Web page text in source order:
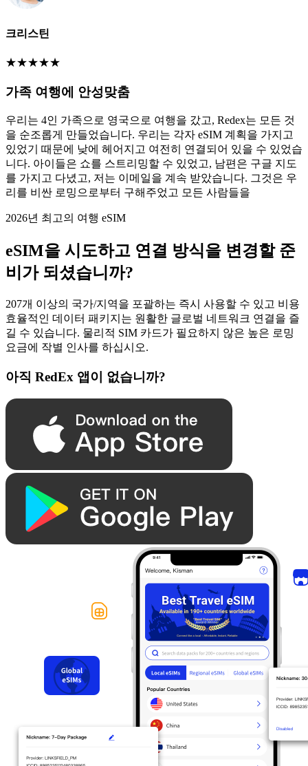
크리스틴
★★★★★
가족 여행에 안성맞춤
우리는 4인 가족으로 영국으로 여행을 갔고, Redex는 모든 것
을 순조롭게 만들었습니다. 우리는 각자 eSIM 계획을 가지고
있었기 때문에 낮에 헤어지고 여전히 연결되어 있을 수 있었습
니다. 아이들은 쇼를 스트리밍할 수 있었고, 남편은 구글 지도
를 가지고 다녔고, 저는 이메일을 계속 받았습니다. 그것은 우
리를 비싼 로밍으로부터 구해주었고 모든 사람들을
2026년 최고의 여행 eSIM
eSIM을 시도하고 연결 방식을 변경할 준
비가 되셨습니까?
207개 이상의 국가/지역을 포괄하는 즉시 사용할 수 있고 비용
효율적인 데이터 패키지는 원활한 글로벌 네트워크 연결을 즐
길 수 있습니다. 물리적 SIM 카드가 필요하지 않은 높은 로밍
요금에 작별 인사를 하십시오.
아직 RedEx 앱이 없습니까?